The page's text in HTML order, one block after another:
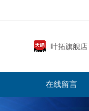
叶拓旗舰店
在线留言